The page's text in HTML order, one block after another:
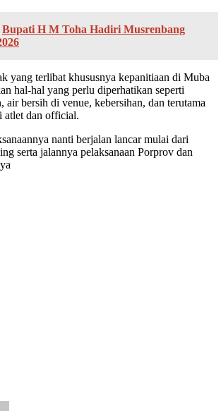
Bupati H M Toha Hadiri Musrenbang
yang terlibat khususnya kepanitiaan di Muba
hal-hal yang perlu diperhatikan seperti
air bersih di venue, kebersihan, dan terutama
atlet dan official.
nanti berjalan lancar mulai dari
serta jalannya pelaksanaan Porprov dan